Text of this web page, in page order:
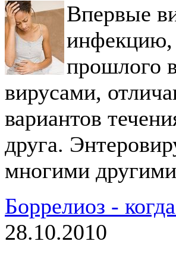
Впервые
инфекцию,
прошлого
вирусами,
вариантов
друга.
многими
Боррелиоз -
28.10.2010